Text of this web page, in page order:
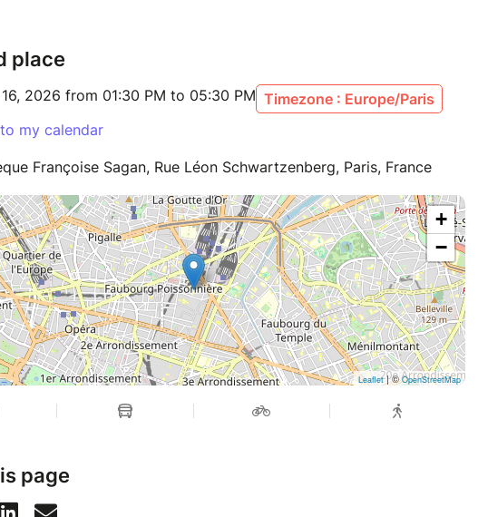
place
2026 from 01:30 PM to 05:30 PM Timezone : Europe/Paris
my calendar
Françoise Sagan, Rue Léon Schwartzenberg, Paris, France
+
−
Leaflet| ©OpenStreetMap
page